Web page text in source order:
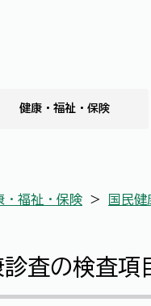
健康・福祉・保険
・福祉・保険 ＞ 国民健
査の検査項